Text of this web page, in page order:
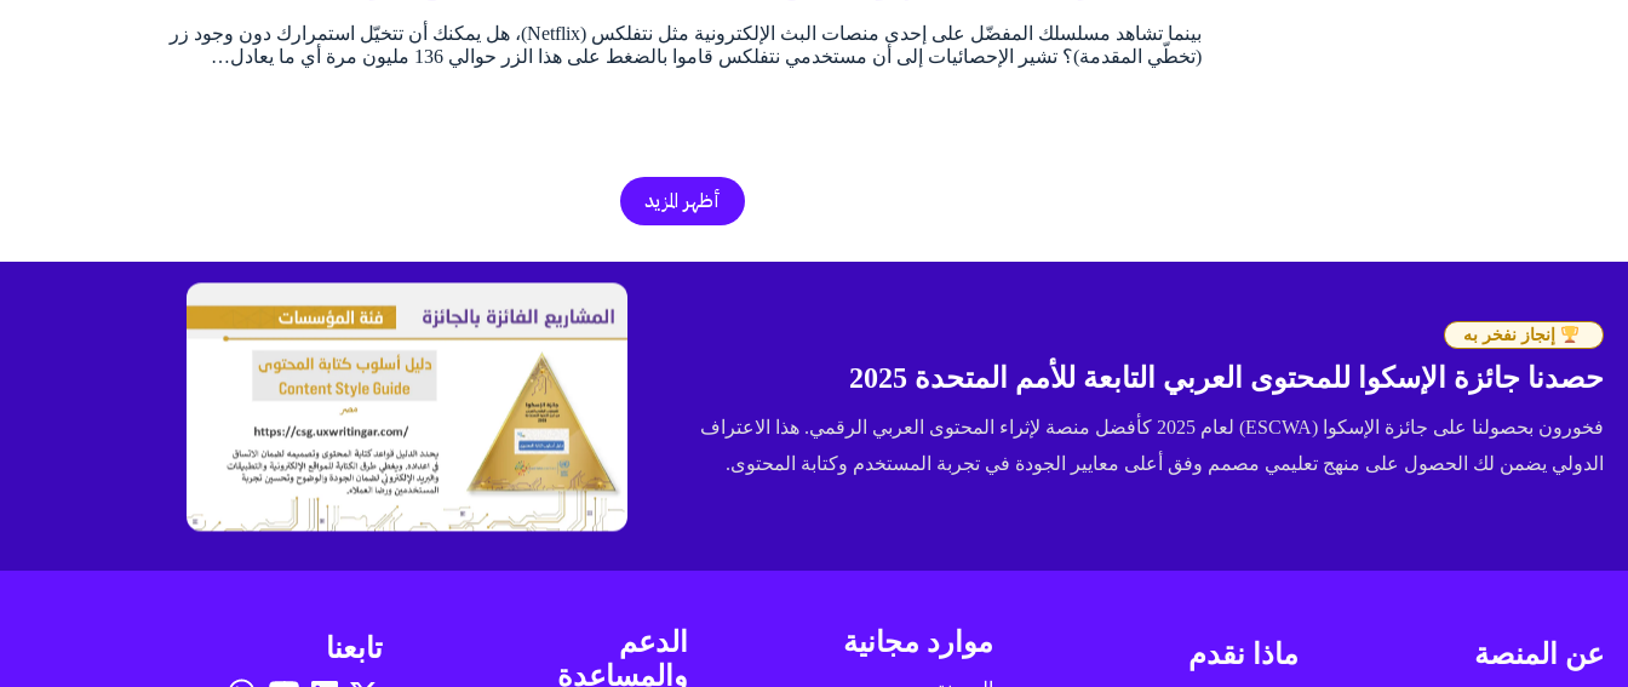
بينما تشاهد مسلسلك المفضّل على إحدى منصات البث الإلكترونية مثل نتفلكس (Netflix)، هل يمكنك أن تتخيّل استمرارك دون وجود زر
(تخطّي المقدمة)؟ تشير الإحصائيات إلى أن مستخدمي نتفلكس قاموا بالضغط على هذا الزر حوالي 136 مليون مرة أي ما يعادل…
أظهر المزيد
إنجاز نفخر به
حصدنا جائزة الإسكوا للمحتوى العربي التابعة للأمم المتحدة 2025
فخورون بحصولنا على جائزة الإسكوا (ESCWA) لعام 2025 كأفضل منصة لإثراء المحتوى العربي الرقمي. هذا الاعتراف
الدولي يضمن لك الحصول على منهج تعليمي مصمم وفق أعلى معايير الجودة في تجربة المستخدم وكتابة المحتوى.
عن المنصة ماذا نقدم موارد مجانية
الدعم
والمساعدة
تابعنا